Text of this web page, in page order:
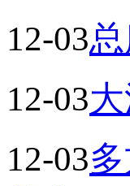
12-03
12-03
12-03